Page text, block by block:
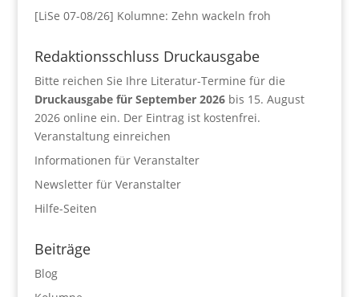
[LiSe 07-08/26] Kolumne: Zehn wackeln froh
Redaktionsschluss Druckausgabe
Bitte reichen Sie Ihre Literatur-Termine für die
Druckausgabe für September 2026bis 15. August
2026 online ein. Der Eintrag ist kostenfrei.
Veranstaltung einreichen
Informationen für Veranstalter
Newsletter für Veranstalter
Hilfe-Seiten
Beiträge
Blog